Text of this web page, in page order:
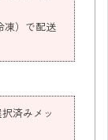
凍）で配送
済みメッ